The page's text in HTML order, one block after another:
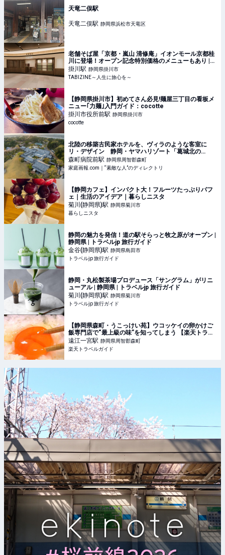
天竜二俣駅
天竜二俣駅 静岡県浜松市天竜区
老舗そば屋「京都・嵐山 清修庵」イオンモール京都桂
川に登場！オープン記念特別価格のメニューもあり |
TABIZINE～人生に旅心を～
掛川駅 静岡県掛川市
TABIZINE～人生に旅心を～
【静岡県掛川市】初めてさん必見!麺屋三丁目の看板メ
ニュー｢力麺｣入門ガイド：cocotte
掛川市役所前駅 静岡県掛川市
cocotte
北陸の移築古民家ホテルを、ヴィラのような客室に
リ・デザイン 静岡・ヤマハリゾート「葛城北の
丸」 ※宿泊プレゼントあり | 家庭画報.com｜“素敵な
人”のディレクトリ
森町病院前駅 静岡県周智郡森町
家庭画報.com｜“素敵な人”のディレクトリ
【静岡カフェ】インパクト大！フルーツたっぷりパフ
ェ｜生活のアイデア｜暮らしニスタ
菊川(静岡県)駅 静岡県菊川市
暮らしニスタ
静岡の魅力を発信！道の駅そらっと牧之原がオープン |
静岡県 | トラベルjp 旅行ガイド
金谷(静岡県)駅 静岡県島田市
トラベルjp 旅行ガイド
静岡・丸松製茶場プロデュース「サングラム」がリニ
ューアル | 静岡県 | トラベルjp 旅行ガイド
菊川(静岡県)駅 静岡県菊川市
トラベルjp 旅行ガイド
【静岡県森町・うこっけい苑】ウコッケイの卵かけご
飯専門店で“最上級の味”を知ってしまう 【楽天トラベ
ル】
遠江一宮駅 静岡県周智郡森町
楽天トラベルガイド